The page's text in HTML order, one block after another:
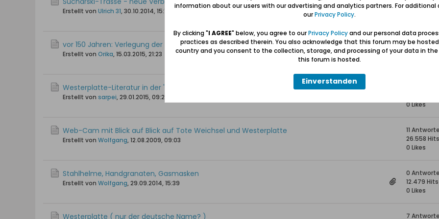
Erstellt von Ulrich 31, 30.10.2014, 15:12
22.406
vor 150 Jahren: Verlegung der Marinestation nach Kiel
Erstellt von Orika, 15.03.2015, 21:23
7
15.757 Hits
Westerplatte-Literatur in der 'Pommern digitale Bibliothek'
Erstellt von sarpei, 29.01.2015, 09:29
0 Likes
Web-Cam mit Blick auf Blick auf Tote Weichsel und Westerplatte
Erstellt von Wolfgang, 12.08.2009, 09:03
11
26.558 Hits
0 Likes
Stahlhelme, Handgranaten, Gasmasken
Erstellt von Wolfgang, 29.09.2014, 15:39
0
12.479 Hits
0 Likes
Westerplatte ( nur der deutsche Name? ) 7
information about our users with our advertising and analytics partners. For additional
ourPrivacy Policy.
By clicking "I AGREE" below, you agree to ourPrivacy Policyand our personal data
practices as described therein. You also acknowledge that this forum may be
country and you consent to the collection, storage, and processing of your data in
this forum is hosted.
Einverstanden